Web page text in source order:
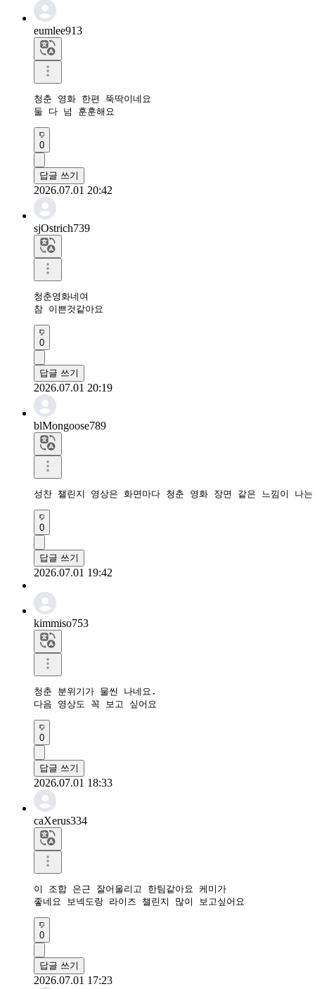
eumlee913
청춘 영화 한편 뚝딱이네요
둘 다 넘 훈훈해요
0
답글 쓰기
2026.07.01 20:42
sjOstrich739
청춘영화네여
참 이쁜것같아요
0
답글 쓰기
2026.07.01 20:19
blMongoose789
성찬 챌린지 영상은 화면마다 청춘 영화 장면 같은 느낌이 나
0
답글 쓰기
2026.07.01 19:42
kimmiso753
청춘 분위기가 물씬 나네요.
다음 영상도 꼭 보고 싶어요
0
답글 쓰기
2026.07.01 18:33
caXerus334
이 조합 은근 잘어울리고 한팀같아요 케미가
좋네요 보넥도랑 라이즈 챌린지 많이 보고싶어요
0
답글 쓰기
2026.07.01 17:23